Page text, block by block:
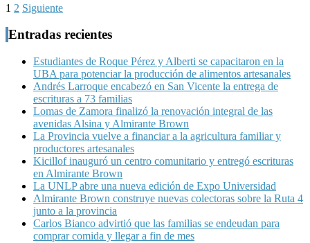
Paginación
de
entradas
1 2 Siguiente
Entradas recientes
Estudiantes de Roque Pérez y Alberti se capacitaron en la
UBA para potenciar la producción de alimentos artesanales
Andrés Larroque encabezó en San Vicente la entrega de
escrituras a 73 familias
Lomas de Zamora finalizó la renovación integral de las
avenidas Alsina y Almirante Brown
La Provincia vuelve a financiar a la agricultura familiar y
productores artesanales
Kicillof inauguró un centro comunitario y entregó escrituras
en Almirante Brown
La UNLP abre una nueva edición de Expo Universidad
Almirante Brown construye nuevas colectoras sobre la Ruta 4
junto a la provincia
Carlos Bianco advirtió que las familias se endeudan para
comprar comida y llegar a fin de mes